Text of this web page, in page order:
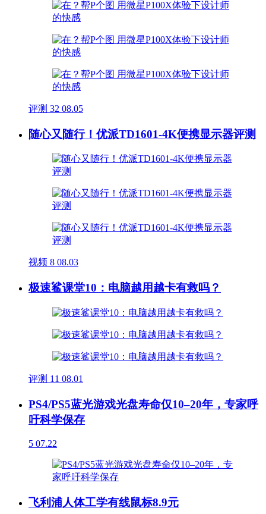
评测 32 08.05
随心又随行！优派TD1601-4K便携显示器评测
视频 8 08.03
极速鲨课堂10：电脑越用越卡有救吗？
评测 11 08.01
PS4/PS5蓝光游戏光盘寿命仅10–20年，专家呼
吁科学保存
5 07.22
飞利浦人体工学有线鼠标8.9元